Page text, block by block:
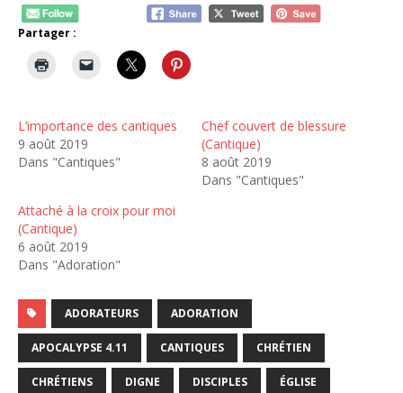
Partager :
L’importance des cantiques
9 août 2019
Dans "Cantiques"
Chef couvert de blessure
(Cantique)
8 août 2019
Dans "Cantiques"
Attaché à la croix pour moi
(Cantique)
6 août 2019
Dans "Adoration"
ADORATEURS ADORATION
APOCALYPSE 4.11 CANTIQUES CHRÉTIEN
CHRÉTIENS DIGNE DISCIPLES ÉGLISE